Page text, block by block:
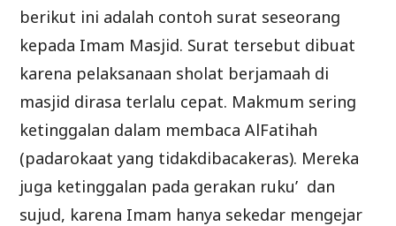
berikut ini adalah contoh surat seseorang
kepada Imam Masjid. Surat tersebut dibuat
karena pelaksanaan sholat berjamaah di
masjid dirasa terlalu cepat. Makmum sering
ketinggalan dalam membaca AlFatihah
(padarokaat yang tidakdibacakeras). Mereka
juga ketinggalan pada gerakan ruku’ dan
sujud, karena Imam hanya sekedar mengejar